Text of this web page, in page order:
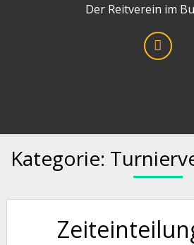
Der Reitverein im
Kategorie: